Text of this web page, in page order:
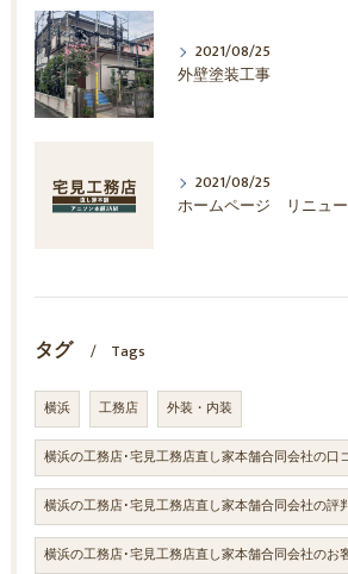
2021/08/25
外壁塗装工事
2021/08/25
ホームページ リニュ
タグ Tags
横浜 工務店 外装・内装
横浜の工務店･宅見工務店直し家本舗合同会社の口
横浜の工務店･宅見工務店直し家本舗合同会社の評
横浜の工務店･宅見工務店直し家本舗合同会社のお